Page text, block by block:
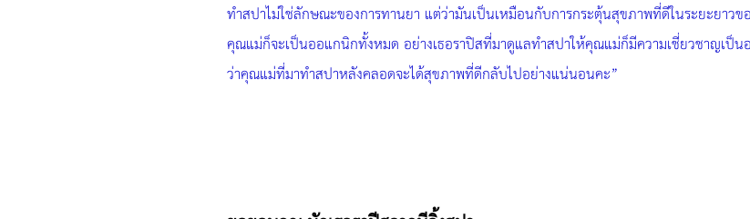
ทำสปาไม่ใช่ลักษณะของการทานยา แต่ว่ามันเป็นเหมือนกับการกระตุ้นสุขภาพที่ดีในระยะยาว
คุณแม่ก็จะเป็นออแกนิกทั้งหมด อย่างเธอราปิสที่มาดูแลทำสปาให้คุณแม่ก็มีความเชี่ยวชาญเป็น
ว่าคุณแม่ที่มาทำสปาหลังคลอดจะได้สุขภาพที่ดีกลับไปอย่างแน่นอนคะ”